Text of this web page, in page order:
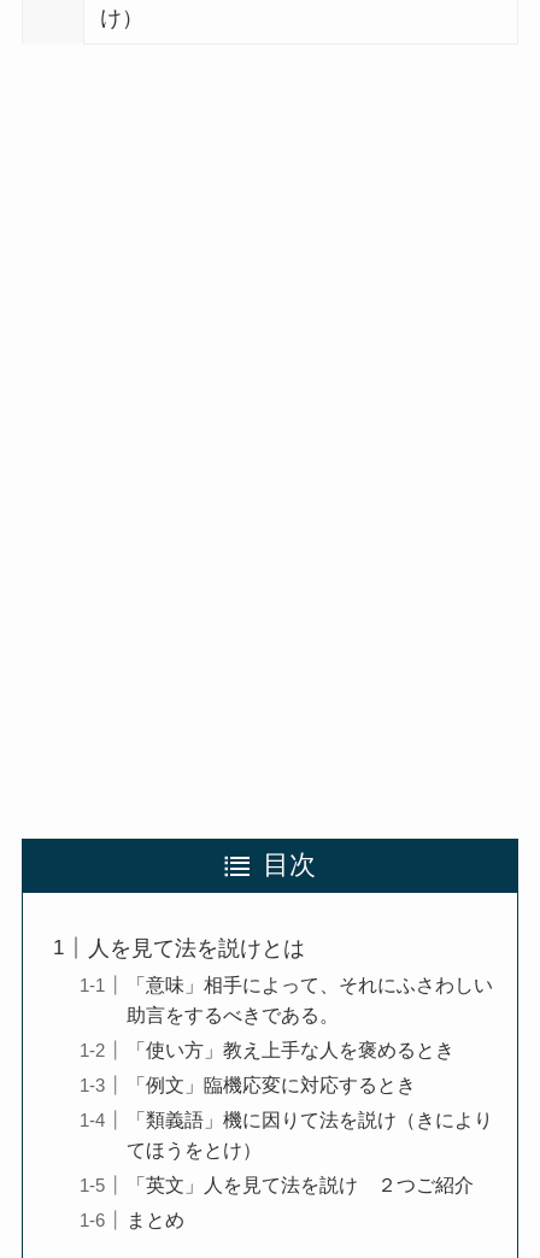
け）
目次
人を見て法を説けとは
「意味」相手によって、それにふさわしい
助言をするべきである。
「使い方」教え上手な人を褒めるとき
「例文」臨機応変に対応するとき
「類義語」機に因りて法を説け（きにより
てほうをとけ）
「英文」人を見て法を説け ２つご紹介
まとめ